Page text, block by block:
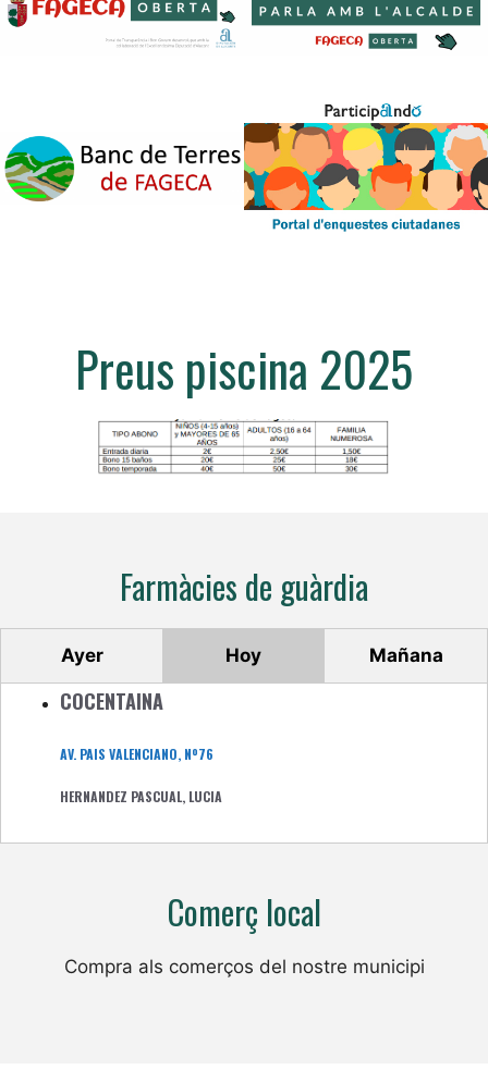
Preus piscina 2025
Farmàcies de guàrdia
Ayer Hoy Mañana
COCENTAINA
AV. PAIS VALENCIANO, Nº76
HERNANDEZ PASCUAL, LUCIA
Comerç local
Compra als comerços del nostre municipi